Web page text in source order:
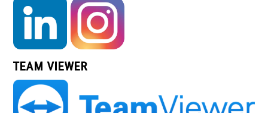
TEAM VIEWER